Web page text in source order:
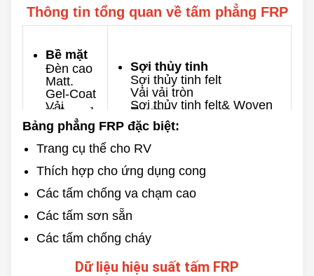
Thông tin tổng quan về tấm phẳng FRP
Bề mặt
Đèn cao
Matt.
Gel-Coat
Vải
không gỉ
Màu sắc
Tùy chỉnh
Mặt sau
Mượt mà
Khó
Sợi thủy tinh
Sợi thủy tinh felt
Vải vải tròn
Sợi thủy tinh felt& Woven
Roving
Độ dày
0.8-10mm
Tối đa.
3500mm
Chiều dài
Bảng phẳng FRP đặc biệt:
Trang cụ thể cho RV
Thích hợp cho ứng dụng cong
Các tấm chống va chạm cao
Các tấm sơn sẵn
Các tấm chống cháy
Dữ liệu hiệu suất tấm FRP